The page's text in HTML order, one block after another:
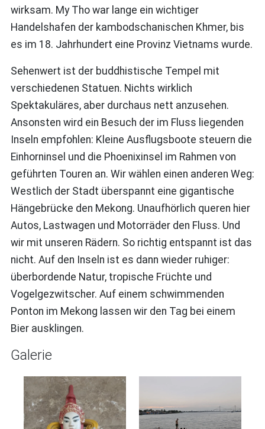
wirksam. My Tho war lange ein wichtiger
Handelshafen der kambodschanischen Khmer, bis
es im 18. Jahrhundert eine Provinz Vietnams wurde.
Sehenwert ist der buddhistische Tempel mit
verschiedenen Statuen. Nichts wirklich
Spektakuläres, aber durchaus nett anzusehen.
Ansonsten wird ein Besuch der im Fluss liegenden
Inseln empfohlen: Kleine Ausflugsboote steuern die
Einhorninsel und die Phoenixinsel im Rahmen von
geführten Touren an. Wir wählen einen anderen Weg:
Westlich der Stadt überspannt eine gigantische
Hängebrücke den Mekong. Unaufhörlich queren hier
Autos, Lastwagen und Motorräder den Fluss. Und
wir mit unseren Rädern. So richtig entspannt ist das
nicht. Auf den Inseln ist es dann wieder ruhiger:
überbordende Natur, tropische Früchte und
Vogelgezwitscher. Auf einem schwimmenden
Ponton im Mekong lassen wir den Tag bei einem
Bier ausklingen.
Galerie